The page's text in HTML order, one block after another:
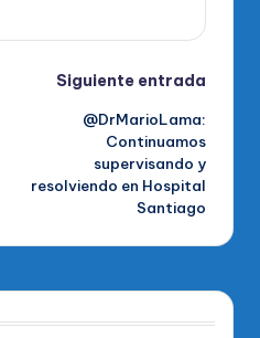
Siguiente entrada
@DrMarioLama:
Continuamos
supervisando y
resolviendo en Hospital
Santiago